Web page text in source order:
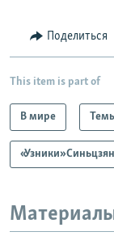
Поделиться
This item is part of
В мире
«Узники»